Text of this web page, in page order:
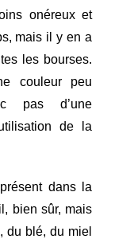
onéreux et
mais il y en a
les bourses.
couleur peu
pas d’une
de la
dans la
bien sûr, mais
du blé, du miel